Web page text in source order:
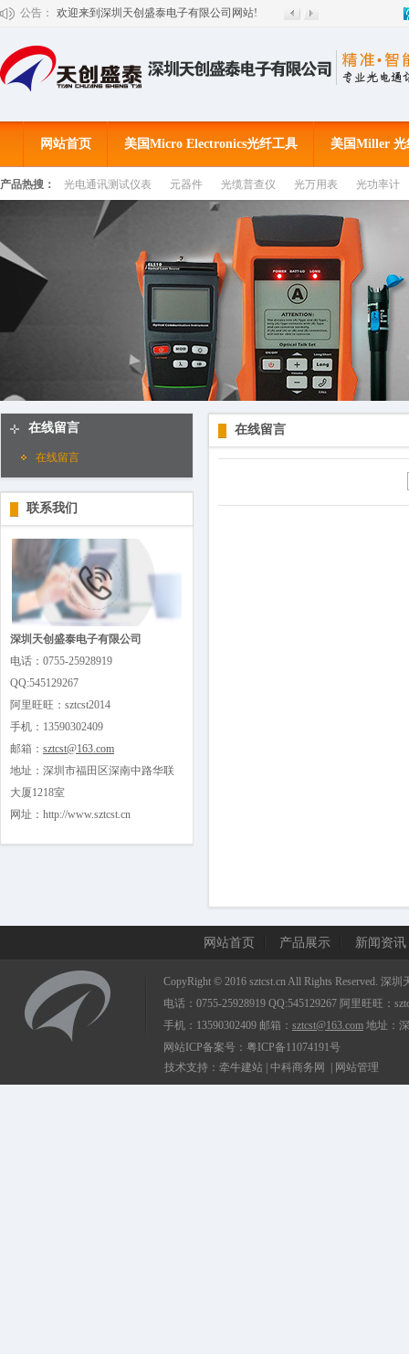
公告： 欢迎来到深圳天创盛泰电子有限公司网站!
网站首页 美国Micro Electronics光纤工具 美国Miller 光
客户见证 公司动态 联系我们
产品热搜： 光电通讯测试仪表 元器件 光缆普查仪 光万用表 光功率计
百叶窗图片
在线留言
在线留言
联系我们
深圳天创盛泰电子有限公司
电话：0755-25928919
QQ:545129267
阿里旺旺：sztcst2014
手机：13590302409
邮箱： sztcst@163.com
地址：深圳市福田区深南中路华联
大厦1218室
网址：http://www.sztcst.cn
在线留言
网站首页 产品展示 新闻资讯
CopyRight © 2016 sztcst.cnAll Rights Reserved. 深
电话：0755-25928919 QQ:545129267 阿里旺旺：
手机：13590302409 邮箱： sztcst@163.com 地址：
网站ICP备案号： 粤ICP备11074191号
技术支持： 牵牛建站 中科商务网 网站管理